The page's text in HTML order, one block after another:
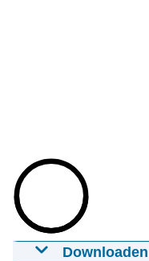
Downloaden